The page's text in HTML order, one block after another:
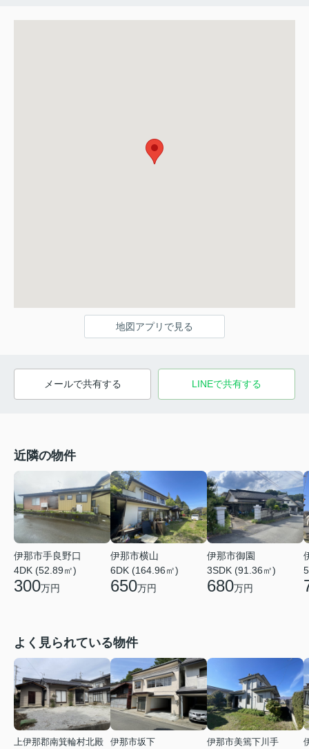
地図アプリで見る
メールで共有する LINEで共有する
近隣の物件
伊那市手良野口
4DK (52.89㎡)
300万円
伊那市横山
6DK (164.96㎡)
650万円
伊那市御園
3SDK (91.36㎡)
680万円
よく見られている物件
上伊那郡南箕輪村北殿
伊那市坂下
伊那市美篶下川手